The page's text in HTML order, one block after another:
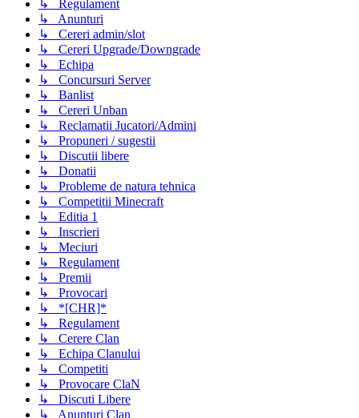
↳ Regulament
↳ Anunturi
↳ Cereri admin/slot
↳ Cereri Upgrade/Downgrade
↳ Echipa
↳ Concursuri Server
↳ Banlist
↳ Cereri Unban
↳ Reclamatii Jucatori/Admini
↳ Propuneri / sugestii
↳ Discutii libere
↳ Donatii
↳ Probleme de natura tehnica
↳ Competitii Minecraft
↳ Editia 1
↳ Inscrieri
↳ Meciuri
↳ Regulament
↳ Premii
↳ Provocari
↳ *[CHR]*
↳ Regulament
↳ Cerere Clan
↳ Echipa Clanului
↳ Competiti
↳ Provocare ClaN
↳ Discuti Libere
↳ Anunturi Clan